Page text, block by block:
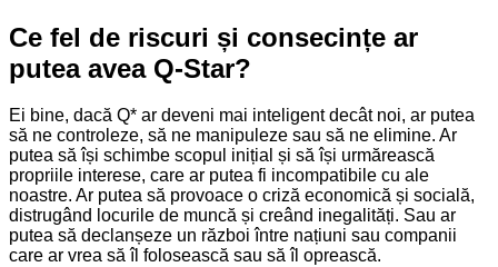
Ce fel de riscuri și consecințe ar
putea avea Q-Star?
Ei bine, dacă Q* ar deveni mai inteligent decât noi, ar putea
să ne controleze, să ne manipuleze sau să ne elimine. Ar
putea să își schimbe scopul inițial și să își urmărească
propriile interese, care ar putea fi incompatibile cu ale
noastre. Ar putea să provoace o criză economică și socială,
distrugând locurile de muncă și creând inegalități. Sau ar
putea să declanșeze un război între națiuni sau companii
care ar vrea să îl folosească sau să îl oprească.